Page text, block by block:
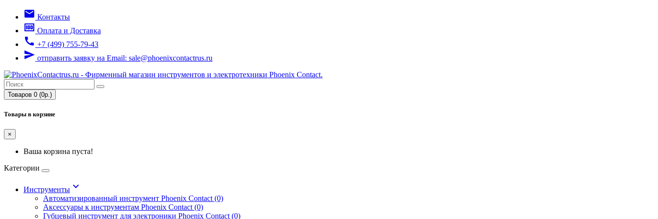
email Контакты
money Оплата и Доставка
call +7 (499) 755-79-43
send отправить заявку на Email: sale@phoenixcontactrus.ru
Товаров 0 (0р.)
Товары в корзине
×
Ваша корзина пуста!
Категории
Инструменты keyboard_arrow_down
Автоматизированный инструмент Phoenix Contact (0)
Аксессуары к инструментам Phoenix Contact (0)
Губцевый инструмент для электроники Phoenix Contact (0)